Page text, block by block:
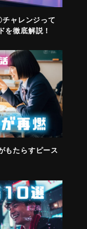
チャレンジって
を徹底解説！
もたらすピース